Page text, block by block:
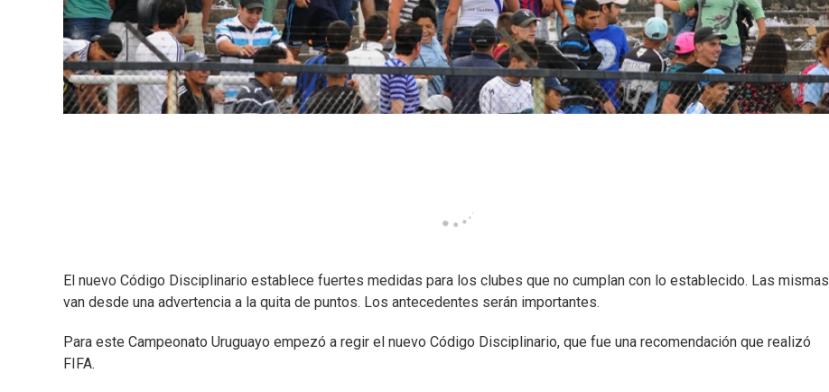
El nuevo Código Disciplinario establece fuertes medidas para los clubes que no cumplan con lo establecido. Las mismas
van desde una advertencia a la quita de puntos. Los antecedentes serán importantes.
Para este Campeonato Uruguayo empezó a regir el nuevo Código Disciplinario, que fue una recomendación que realizó
FIFA.